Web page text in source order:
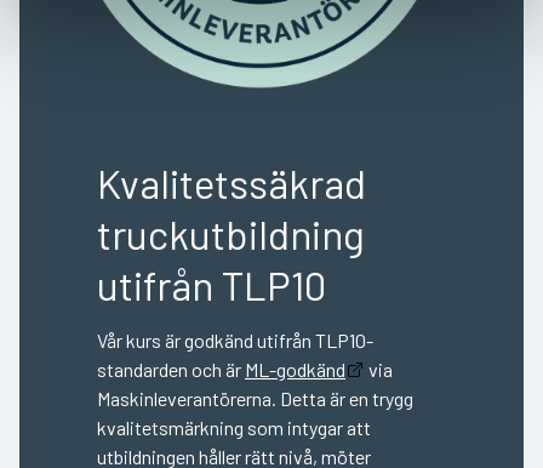
Kvalitetssäkrad
truckutbildning
utifrån TLP10
Vår kurs är godkänd utifrån TLP10-
standarden och är ML-godkänd
via
Maskinleverantörerna. Detta är en trygg
kvalitetsmärkning som intygar att
utbildningen håller rätt nivå, möter